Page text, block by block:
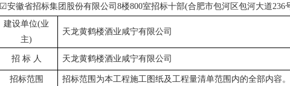
☑安徽省招标集团股份有限公司8楼800室招标十部(合肥市包河区包河大道236
建设单位(业
主)
天龙黄鹤楼酒业咸宁有限公司
招 标 人 天龙黄鹤楼酒业咸宁有限公司
招标范围 招标范围为本工程施工图纸及工程量清单范围内的全部内容。